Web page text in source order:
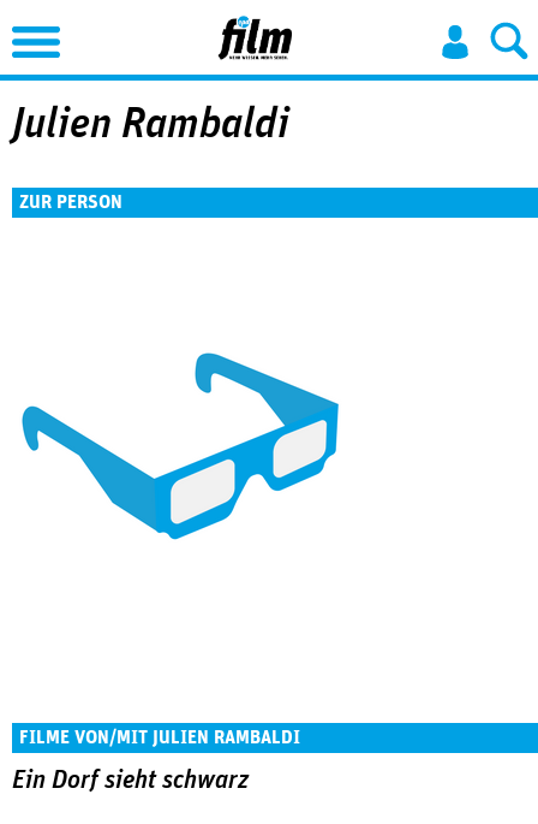
Jump to Navigation
Julien Rambaldi
ZUR PERSON
FILME VON/MIT JULIEN RAMBALDI
Ein Dorf sieht schwarz